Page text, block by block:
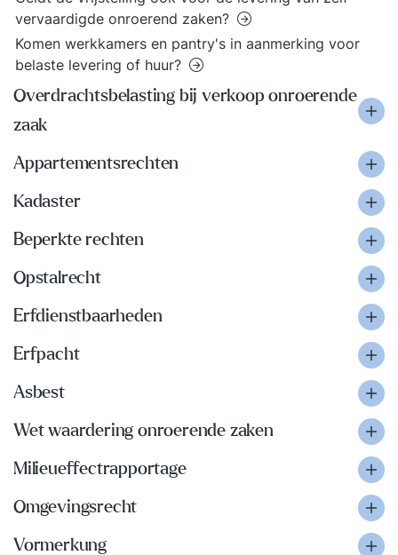
vervaardigde onroerend zaken?
Komen werkkamers en pantry's in aanmerking voor
belaste levering of huur?
Overdrachtsbelasting bij verkoop onroerende
zaak
Appartementsrechten
Kadaster
Beperkte rechten
Opstalrecht
Erfdienstbaarheden
Erfpacht
Asbest
Wet waardering onroerende zaken
Milieueffectrapportage
Omgevingsrecht
Vormerkung